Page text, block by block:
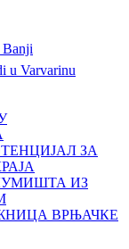
Banji
u Varvarinu
ЗА
ИЗ
ВРЊАЧКЕ